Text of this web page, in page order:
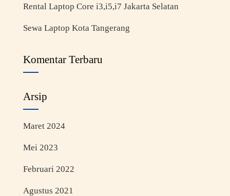
Rental Laptop Core i3,i5,i7 Jakarta Selatan
Sewa Laptop Kota Tangerang
Komentar Terbaru
Arsip
Maret 2024
Mei 2023
Februari 2022
Agustus 2021